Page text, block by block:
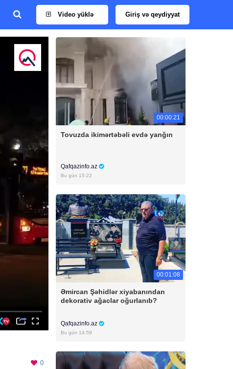
Video yüklə Giriş və qeydiyyat
0
00:00:21
Tovuzda ikimərtəbəli evdə yanğın
Qafqazinfo.az
Bu gün 15:22
00:01:08
Əmircan Şəhidlər xiyabanından
dekorativ ağaclar oğurlanıb?
Qafqazinfo.az
Bu gün 14:59